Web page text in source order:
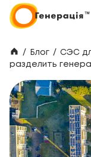
/ Блог / СЭС
разделить